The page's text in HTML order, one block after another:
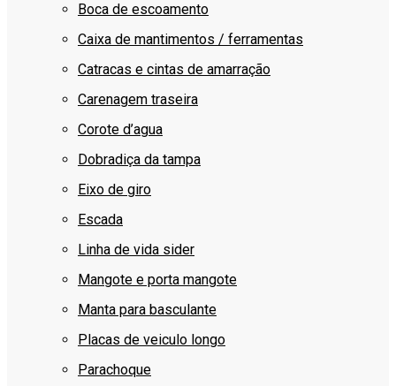
Boca de escoamento
Caixa de mantimentos / ferramentas
Catracas e cintas de amarração
Carenagem traseira
Corote d’agua
Dobradiça da tampa
Eixo de giro
Escada
Linha de vida sider
Mangote e porta mangote
Manta para basculante
Placas de veiculo longo
Parachoque